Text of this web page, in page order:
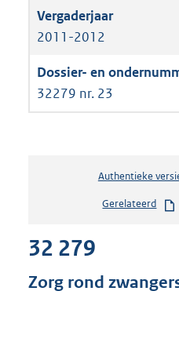
2011-2012
32279 nr. 23
Authentieke
Gerelateerd
32 279
Zorg rond